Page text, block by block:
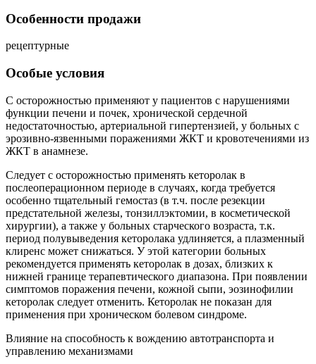
Особенности продажи
рецептурные
Особые условия
С осторожностью применяют у пациентов с нарушениями
функции печени и почек, хронической сердечной
недостаточностью, артериальной гипертензией, у больных с
эрозивно-язвенными поражениями ЖКТ и кровотечениями из
ЖКТ в анамнезе.
Следует с осторожностью применять кеторолак в
послеоперационном периоде в случаях, когда требуется
особенно тщательный гемостаз (в т.ч. после резекции
предстательной железы, тонзиллэктомии, в косметической
хирургии), а также у больных старческого возраста, т.к.
период полувыведения кеторолака удлиняется, а плазменный
клиренс может снижаться. У этой категории больных
рекомендуется применять кеторолак в дозах, близких к
нижней границе терапевтического диапазона. При появлении
симптомов поражения печени, кожной сыпи, эозинофилии
кеторолак следует отменить. Кеторолак не показан для
применения при хроническом болевом синдроме.
Влияние на способность к вождению автотранспорта и
управлению механизмами